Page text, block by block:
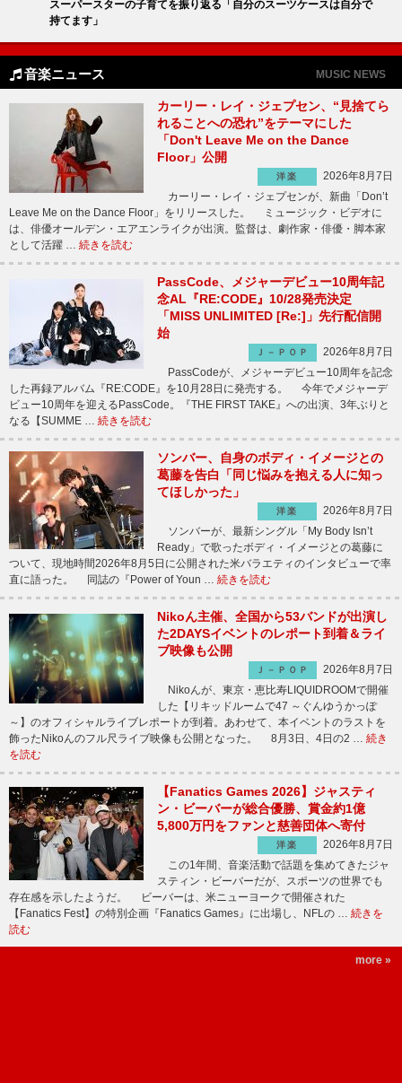
スーパースターの子育てを振り返る「自分のスーツケースは自分で
持てます」
音楽ニュース MUSIC NEWS
カーリー・レイ・ジェプセン、“見捨てら
れることへの恐れ”をテーマにした
「Don't Leave Me on the Dance
Floor」公開
洋楽
2026年8月7日
カーリー・レイ・ジェプセンが、新曲「Don’t
Leave Me on the Dance Floor」をリリースした。 ミュージック・ビデオに
は、俳優オールデン・エアエンライクが出演。監督は、劇作家・俳優・脚本家
として活躍 … 続きを読む
PassCode、メジャーデビュー10周年記
念AL『RE:CODE』10/28発売決定
「MISS UNLIMITED [Re:]」先行配信開
始
Ｊ－ＰＯＰ
2026年8月7日
PassCodeが、メジャーデビュー10周年を記念
した再録アルバム『RE:CODE』を10月28日に発売する。 今年でメジャーデ
ビュー10周年を迎えるPassCode。『THE FIRST TAKE』への出演、3年ぶりと
なる【SUMME … 続きを読む
ソンバー、自身のボディ・イメージとの
葛藤を告白「同じ悩みを抱える人に知っ
てほしかった」
洋楽
2026年8月7日
ソンバーが、最新シングル「My Body Isn’t
Ready」で歌ったボディ・イメージとの葛藤に
ついて、現地時間2026年8月5日に公開された米バラエティのインタビューで率
直に語った。 同誌の『Power of Youn … 続きを読む
Nikoん主催、全国から53バンドが出演し
た2DAYSイベントのレポート到着＆ライ
ブ映像も公開
Ｊ－ＰＯＰ
2026年8月7日
Nikoんが、東京・恵比寿LIQUIDROOMで開催
した【リキッドルームで47 ～ぐんゆうかっぽ
～】のオフィシャルライブレポートが到着。あわせて、本イベントのラストを
飾ったNikoんのフル尺ライブ映像も公開となった。 8月3日、4日の2 … 続き
を読む
【Fanatics Games 2026】ジャスティ
ン・ビーバーが総合優勝、賞金約1億
5,800万円をファンと慈善団体へ寄付
洋楽
2026年8月7日
この1年間、音楽活動で話題を集めてきたジャ
スティン・ビーバーだが、スポーツの世界でも
存在感を示したようだ。 ビーバーは、米ニューヨークで開催された
【Fanatics Fest】の特別企画『Fanatics Games』に出場し、NFLの … 続きを
読む
more »